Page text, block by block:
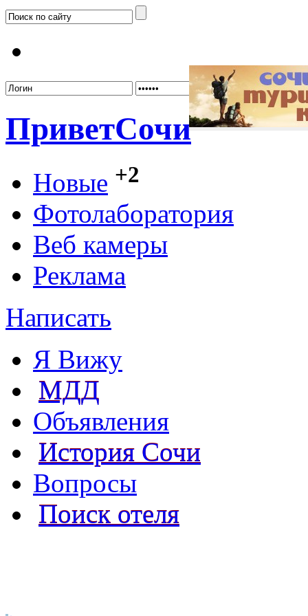
ПриветСочи
Новые +2
Фотолаборатория
Веб камеры
Реклама
Написать
Я Вижу
МДД
Объявления
История Сочи
Вопросы
Поиск отеля